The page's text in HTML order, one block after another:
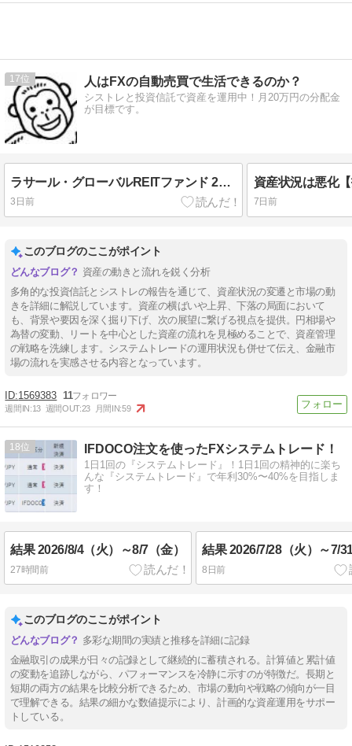
17 人はFXの自動売買で生活できるのか？
シストレと投資信託で資産を運用中！月20万円の分配金
が目標です。
ラサール・グローバルREITファンド 269期(8月)の分配金
3日前
資産状況は悪化
7日前
このブログのここがポイント
資産の動きと流れを鋭く分析
多角的な投資信託とシストレの報告を通じて、資産状況の変遷と市場の動
きを詳細に解説しています。資産の横ばいや上昇、下落の局面において
も、背景や要因を深く掘り下げ、次の展望に繋げる視点を提供。円相場や
為替の変動、リートを中心とした資産の流れを見極めることで、資産管理
の戦略を洗練します。システムトレードの運用状況も併せて伝え、金融市
場の流れを実感させる内容となっています。
1569383 11
週間IN:13 週間OUT:23 月間IN:59
18 IFDOCO注文を使ったFXシステムトレード！
1日1回の『システムトレード』！1日1回の精神的に楽ち
んな『システムトレード』で年利30%〜40%を目指しま
す！
結果 2026/8/4（火）～8/7（金）
27時間前
結果 2026/7/28（火）～7/
8日前
このブログのここがポイント
多彩な期間の実績と推移を詳細に記録
金融取引の成果が日々の記録として継続的に蓄積される。計算値と累計値
の変動を追跡しながら、パフォーマンスを冷静に示すのが特徴だ。長期と
短期の両方の結果を比較分析できるため、市場の動向や戦略の傾向が一目
で理解できる。結果の細かな数値提示により、計画的な資産運用をサポー
トしている。